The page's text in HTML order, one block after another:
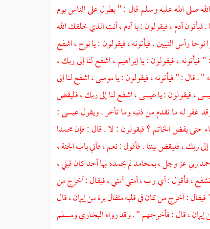
صلى الله عليه وسلم قال : " يطول على الناس يوم
. فيأتون آدم ، فيقولون : يا آدم ، أنت الذي خلقك الله
رأس النبيين . فيأتونه ، فيقولون : يا نوح ، اشفع
، فيقولون : يا إبراهيم ، اشفع لنا إلى ربك ،
قال : " فيأتونه ، فيقولون : يا موسى ، اشفع لنا إلى
، فيقولون : يا عيسى ، اشفع لنا إلى ربك ، فليقض
غفر له ما تقدم من ذنبه وما تأخر . ويقول عيسى :
حتى يفض الخاتم ؟ فيقولون : لا . قال : فإن محمدا
ربك ، فليقض بيننا . فأقول : نعم ، فآتي باب الجنة ،
ربي عز وجل ، بمحامد لم يحمده بها أحد كان قبلي ،
، فأقول : أي رب ، أمتي أمتي ، فيقال : أخرج من
: أخرج من كان في قلبه مثقال برة من إيمان ، قال
، قال : فأخرجهم " . وقد رواه البخاري ومسلم